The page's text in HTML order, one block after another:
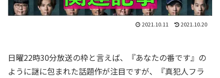
2021.10.11 2021.10.20
日曜22時30分放送の枠と言えば、『あなたの番です』の
ように謎に包まれた話題作が注目ですが、『真犯人フラ